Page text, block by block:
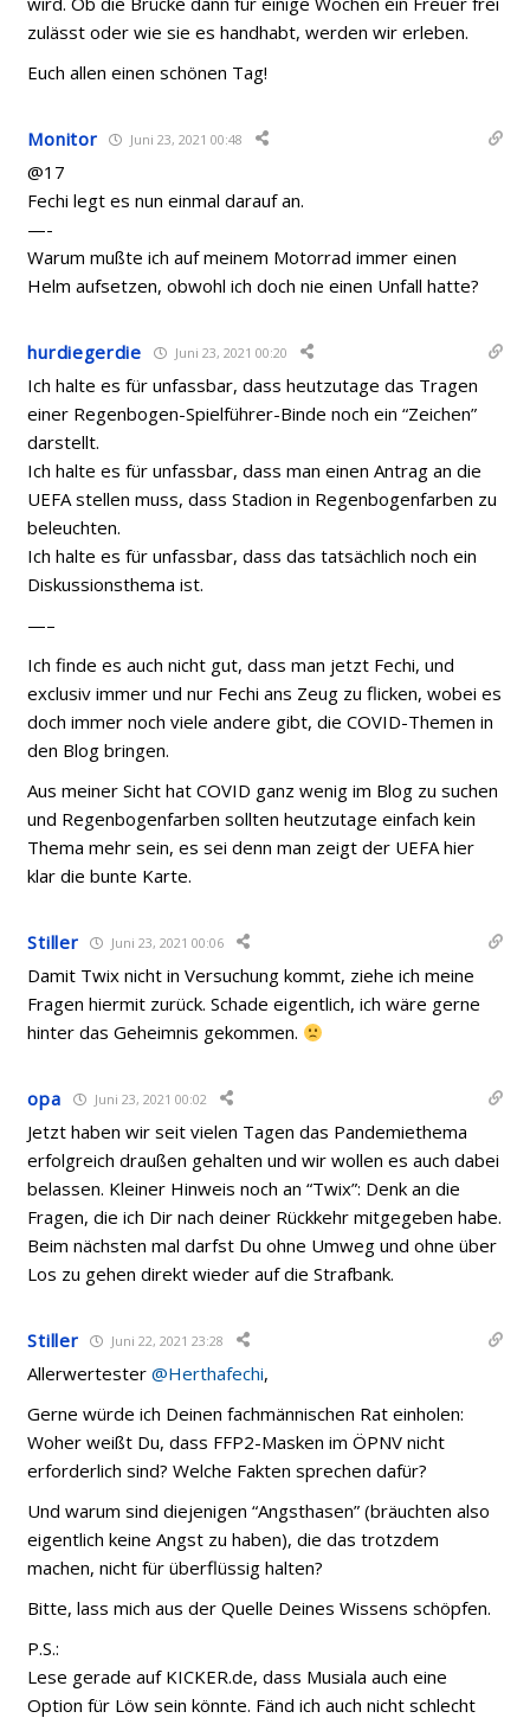
zulässt oder wie sie es handhabt, werden wir erleben.
Euch allen einen schönen Tag!
Monitor Juni 23, 2021 00:48
@17
Fechi legt es nun einmal darauf an.
—-
Warum mußte ich auf meinem Motorrad immer einen
Helm aufsetzen, obwohl ich doch nie einen Unfall hatte?
hurdiegerdie Juni 23, 2021 00:20
Ich halte es für unfassbar, dass heutzutage das Tragen
einer Regenbogen-Spielführer-Binde noch ein “Zeichen”
darstellt.
Ich halte es für unfassbar, dass man einen Antrag an die
UEFA stellen muss, dass Stadion in Regenbogenfarben zu
beleuchten.
Ich halte es für unfassbar, dass das tatsächlich noch ein
Diskussionsthema ist.
—–
Ich finde es auch nicht gut, dass man jetzt Fechi, und
exclusiv immer und nur Fechi ans Zeug zu flicken, wobei es
doch immer noch viele andere gibt, die COVID-Themen in
den Blog bringen.
Aus meiner Sicht hat COVID ganz wenig im Blog zu suchen
und Regenbogenfarben sollten heutzutage einfach kein
Thema mehr sein, es sei denn man zeigt der UEFA hier
klar die bunte Karte.
Stiller Juni 23, 2021 00:06
Damit Twix nicht in Versuchung kommt, ziehe ich meine
Fragen hiermit zurück. Schade eigentlich, ich wäre gerne
hinter das Geheimnis gekommen.
opa Juni 23, 2021 00:02
Jetzt haben wir seit vielen Tagen das Pandemiethema
erfolgreich draußen gehalten und wir wollen es auch dabei
belassen. Kleiner Hinweis noch an “Twix”: Denk an die
Fragen, die ich Dir nach deiner Rückkehr mitgegeben habe.
Beim nächsten mal darfst Du ohne Umweg und ohne über
Los zu gehen direkt wieder auf die Strafbank.
Stiller Juni 22, 2021 23:28
Allerwertester@Herthafechi,
Gerne würde ich Deinen fachmännischen Rat einholen:
Woher weißt Du, dass FFP2-Masken im ÖPNV nicht
erforderlich sind? Welche Fakten sprechen dafür?
Und warum sind diejenigen “Angsthasen” (bräuchten also
eigentlich keine Angst zu haben), die das trotzdem
machen, nicht für überflüssig halten?
Bitte, lass mich aus der Quelle Deines Wissens schöpfen.
P.S.:
Lese gerade auf KICKER.de, dass Musiala auch eine
Option für Löw sein könnte. Fänd ich auch nicht schlecht